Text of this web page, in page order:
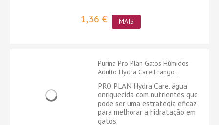
1,36 € MAIS
Purina Pro Plan Gatos Húmidos
Adulto Hydra Care Frango...
PRO PLAN Hydra Care, água
enriquecida com nutrientes que
pode ser uma estratégia eficaz
para melhorar a hidratação em
gatos.